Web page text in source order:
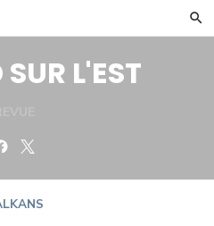
L'EST
Facebook